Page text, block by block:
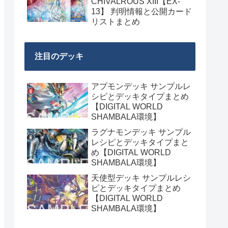
13】 判明情報と公開カード
リストまとめ
注目のデッキ
アプモンデッキ サンプルレ
シピとデッキタイプまとめ
【DIGITAL WORLD
SHAMBALA環境】
ラグナモンデッキ サンプル
レシピとデッキタイプまと
め【DIGITAL WORLD
SHAMBALA環境】
天使型デッキ サンプルレシ
ピとデッキタイプまとめ
【DIGITAL WORLD
SHAMBALA環境】